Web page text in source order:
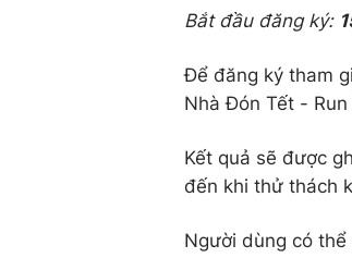
Bắt đầu đăng ký:
Để đăng ký tham
Nhà Đón Tết -
Kết quả sẽ được
đến khi thử thách
Người dùng có thể